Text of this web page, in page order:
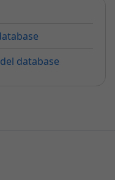
database